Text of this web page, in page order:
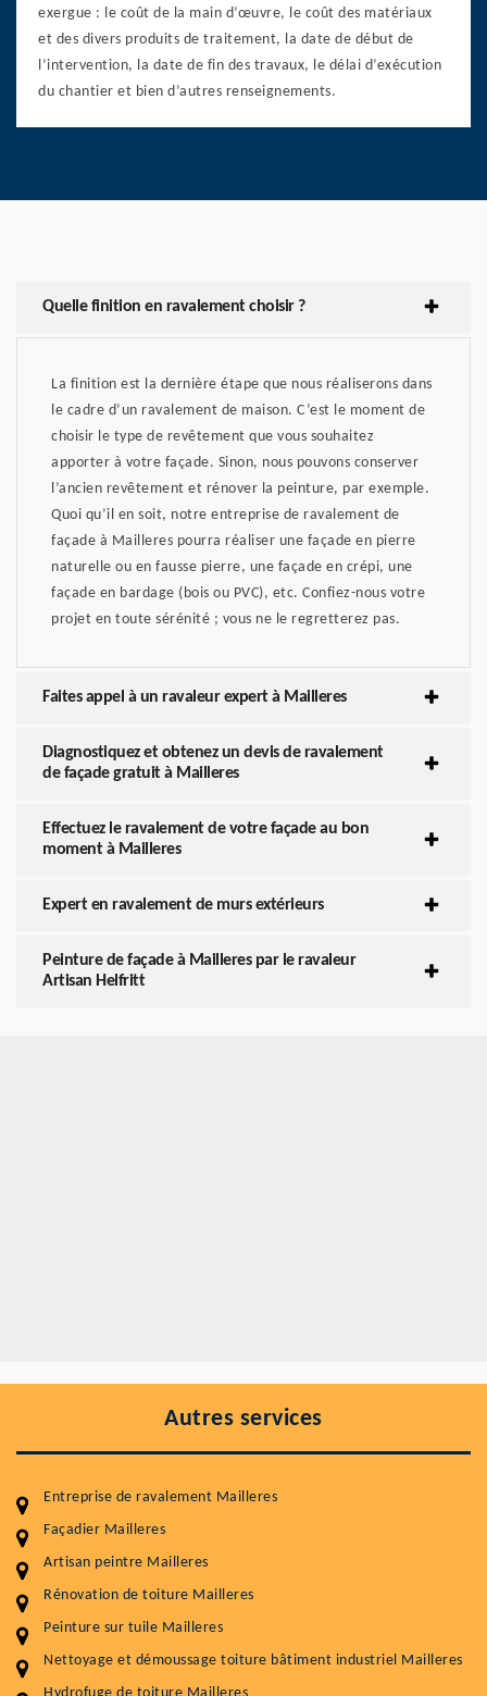
exergue : le coût de la main d’œuvre, le coût des matériaux
et des divers produits de traitement, la date de début de
l’intervention, la date de fin des travaux, le délai d’exécution
du chantier et bien d’autres renseignements.
Quelle finition en ravalement choisir ?
La finition est la dernière étape que nous réaliserons dans
le cadre d’un ravalement de maison. C’est le moment de
choisir le type de revêtement que vous souhaitez
apporter à votre façade. Sinon, nous pouvons conserver
l’ancien revêtement et rénover la peinture, par exemple.
Quoi qu’il en soit, notre entreprise de ravalement de
façade à Mailleres pourra réaliser une façade en pierre
naturelle ou en fausse pierre, une façade en crépi, une
façade en bardage (bois ou PVC), etc. Confiez-nous votre
projet en toute sérénité ; vous ne le regretterez pas.
Faites appel à un ravaleur expert à Mailleres
Diagnostiquez et obtenez un devis de ravalement
de façade gratuit à Mailleres
Effectuez le ravalement de votre façade au bon
moment à Mailleres
Expert en ravalement de murs extérieurs
Peinture de façade à Mailleres par le ravaleur
Artisan Helfritt
Autres services
Entreprise de ravalement Mailleres
Façadier Mailleres
Artisan peintre Mailleres
Rénovation de toiture Mailleres
Peinture sur tuile Mailleres
Nettoyage et démoussage toiture bâtiment industriel Mailleres
Entretenir votre toiture, c'est préserver sa
durabilité
Plus de 15 ans d'expérience en couverture et facade